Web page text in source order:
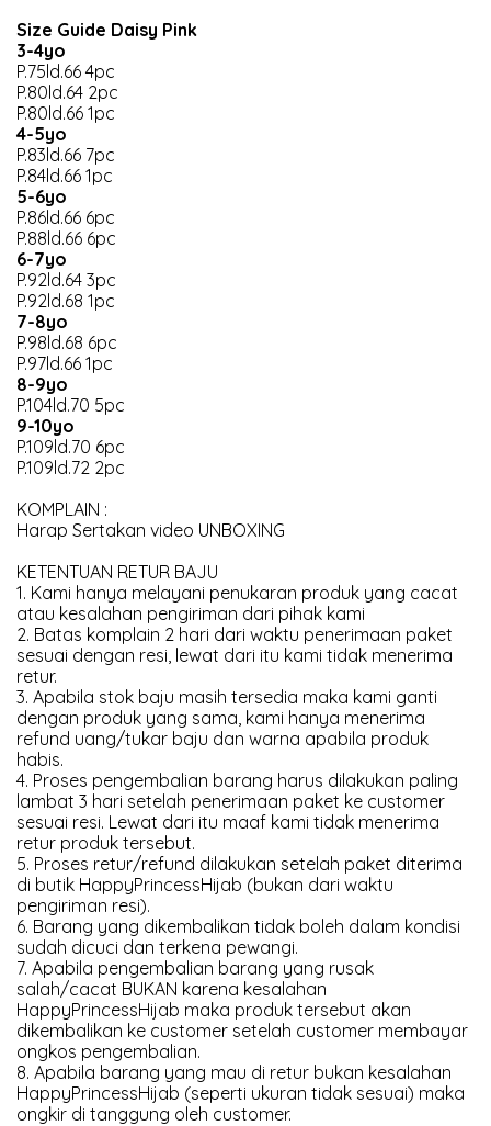
Size Guide Daisy Pink
3-4yo
P.75ld.66 4pc
P.80ld.64 2pc
P.80ld.66 1pc
4-5yo
P.83ld.66 7pc
P.84ld.66 1pc
5-6yo
P.86ld.66 6pc
P.88ld.66 6pc
6-7yo
P.92ld.64 3pc
P.92ld.68 1pc
7-8yo
P.98ld.68 6pc
P.97ld.66 1pc
8-9yo
P.104ld.70 5pc
9-10yo
P.109ld.70 6pc
P.109ld.72 2pc
KOMPLAIN :
Harap Sertakan video UNBOXING
KETENTUAN RETUR BAJU
1. Kami hanya melayani penukaran produk yang cacat
atau kesalahan pengiriman dari pihak kami
2. Batas komplain 2 hari dari waktu penerimaan paket
sesuai dengan resi, lewat dari itu kami tidak menerima
retur.
3. Apabila stok baju masih tersedia maka kami ganti
dengan produk yang sama, kami hanya menerima
refund uang/tukar baju dan warna apabila produk
habis.
4. Proses pengembalian barang harus dilakukan paling
lambat 3 hari setelah penerimaan paket ke customer
sesuai resi. Lewat dari itu maaf kami tidak menerima
retur produk tersebut.
5. Proses retur/refund dilakukan setelah paket diterima
di butik HappyPrincessHijab (bukan dari waktu
pengiriman resi).
6. Barang yang dikembalikan tidak boleh dalam kondisi
sudah dicuci dan terkena pewangi.
7. Apabila pengembalian barang yang rusak
salah/cacat BUKAN karena kesalahan
HappyPrincessHijab maka produk tersebut akan
dikembalikan ke customer setelah customer membayar
ongkos pengembalian.
8. Apabila barang yang mau di retur bukan kesalahan
HappyPrincessHijab (seperti ukuran tidak sesuai) maka
ongkir di tanggung oleh customer.